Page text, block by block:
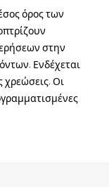
όρος των
στην
Ενδέχεται
χρεώσεις. Οι